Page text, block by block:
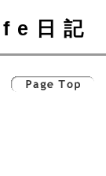
日記